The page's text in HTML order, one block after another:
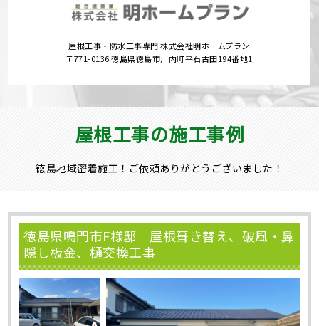
屋根工事・防水工事専門 株式会社明ホームプラン
〒771-0136 徳島県徳島市川内町平石古田194番地1
屋根工事の施工事例
徳島地域密着施工！ご依頼ありがとうございました！
徳島県鳴門市F様邸 屋根葺き替え、破風・鼻
隠し板金、樋交換工事